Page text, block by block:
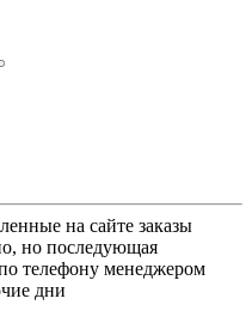
на сайте заказы
но последующая
телефону менеджером
дни